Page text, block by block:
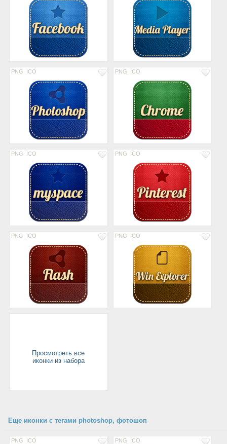
PNG ICO PNG ICO
PNG ICO PNG ICO
PNG ICO PNG ICO
Просмотреть все
иконки из набора
Еще иконки с тегами photoshop, фотошоп
PNG ICO PNG ICO